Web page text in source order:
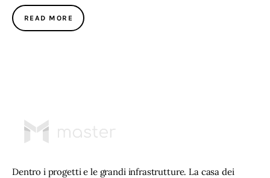
Agenzia e media
READ MORE
Dentro i progetti e le grandi infrastrutture. La casa dei